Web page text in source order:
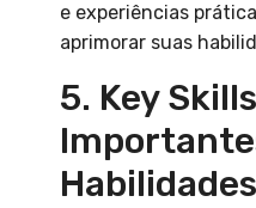
e experiências
aprimorar suas
5. Key